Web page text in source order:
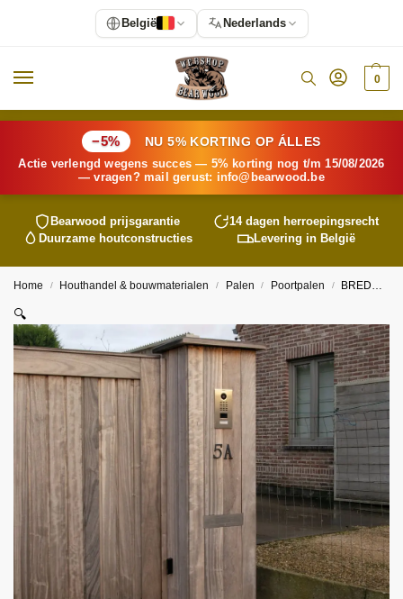
0
−5% NU 5% KORTING OP ÁLLES
Actie verlengd wegens succes — 5% korting nog t/m 15/08/2026
— vragen? mail gerust: info@ bearwood.be
Bearwood prijsgarantie
14 dagen herroepingsrecht
Duurzame houtconstructies
Levering in België
Home / Houthandel & bouwmaterialen / Palen / Poortpalen / BREDE ZUIL MET BRIEVENBUS 40X52CM 190CM (270CM)
🔍
België Nederlands